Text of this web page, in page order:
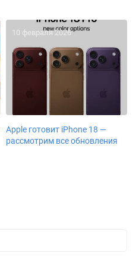
10 февраля 2026
Apple готовит iPhone 18 —
рассмотрим все обновления